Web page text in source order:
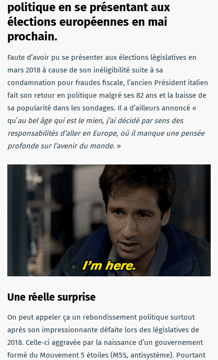
politique en se présentant aux
élections européennes en mai
prochain.
Faute d’avoir pu se présenter aux élections législatives en
mars 2018 à cause de son inéligibilité suite à sa
condamnation pour fraudes fiscale, l’ancien Président italien
fait son retour en politique malgré ses 82 ans et la baisse de
sa popularité dans les sondages. Il a d’ailleurs annoncé «
qu’au bel âge qui est le mien, j’ai décidé par sens des
responsabilités d’aller en Europe, où il manque une pensée
profonde sur l’avenir du monde. »
Une réelle surprise
On peut appeler ça un rebondissement politique surtout
après son impressionnante défaite lors des législatives de
2018. Celle-ci aggravée par la naissance d’un gouvernement
formé du Mouvement 5 étoiles (M5S, antisystème). Pourtant